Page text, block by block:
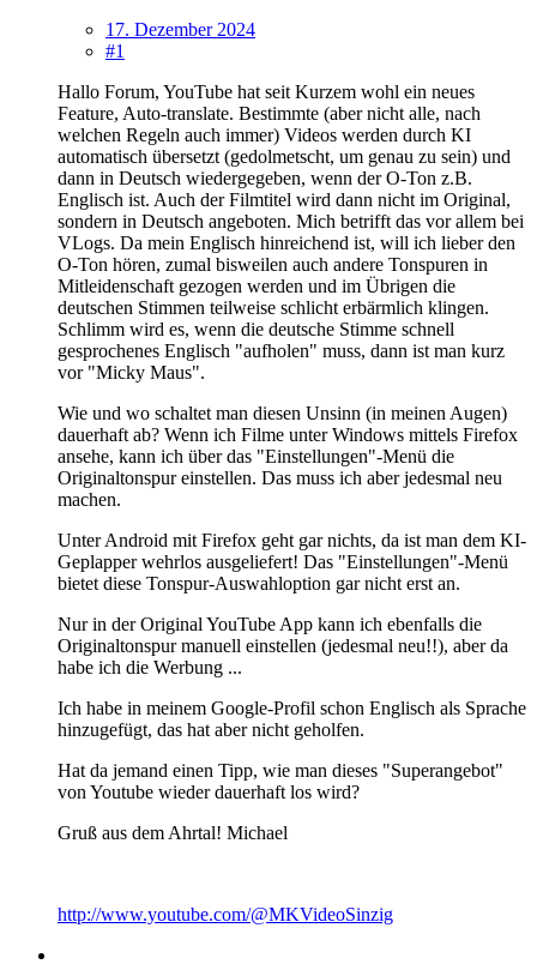
17. Dezember 2024
#1
Hallo Forum, YouTube hat seit Kurzem wohl ein neues
Feature, Auto-translate. Bestimmte (aber nicht alle, nach
welchen Regeln auch immer) Videos werden durch KI
automatisch übersetzt (gedolmetscht, um genau zu sein) und
dann in Deutsch wiedergegeben, wenn der O-Ton z.B.
Englisch ist. Auch der Filmtitel wird dann nicht im Original,
sondern in Deutsch angeboten. Mich betrifft das vor allem bei
VLogs. Da mein Englisch hinreichend ist, will ich lieber den
O-Ton hören, zumal bisweilen auch andere Tonspuren in
Mitleidenschaft gezogen werden und im Übrigen die
deutschen Stimmen teilweise schlicht erbärmlich klingen.
Schlimm wird es, wenn die deutsche Stimme schnell
gesprochenes Englisch "aufholen" muss, dann ist man kurz
vor "Micky Maus".
Wie und wo schaltet man diesen Unsinn (in meinen Augen)
dauerhaft ab? Wenn ich Filme unter Windows mittels Firefox
ansehe, kann ich über das "Einstellungen"-Menü die
Originaltonspur einstellen. Das muss ich aber jedesmal neu
machen.
Unter Android mit Firefox geht gar nichts, da ist man dem KI-
Geplapper wehrlos ausgeliefert! Das "Einstellungen"-Menü
bietet diese Tonspur-Auswahloption gar nicht erst an.
Nur in der Original YouTube App kann ich ebenfalls die
Originaltonspur manuell einstellen (jedesmal neu!!), aber da
habe ich die Werbung ...
Ich habe in meinem Google-Profil schon Englisch als Sprache
hinzugefügt, das hat aber nicht geholfen.
Hat da jemand einen Tipp, wie man dieses "Superangebot"
von Youtube wieder dauerhaft los wird?
Gruß aus dem Ahrtal! Michael
http://www.youtube.com/@MKVideoSinzig